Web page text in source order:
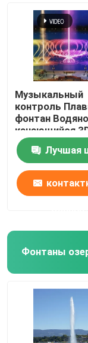
Свинговая
Скачущий
Фонтан для
Фонтаны
Фонтан
Музыкальный
контроль
фонтан
качающийся
фонтан
Лучшая
Фонтаны